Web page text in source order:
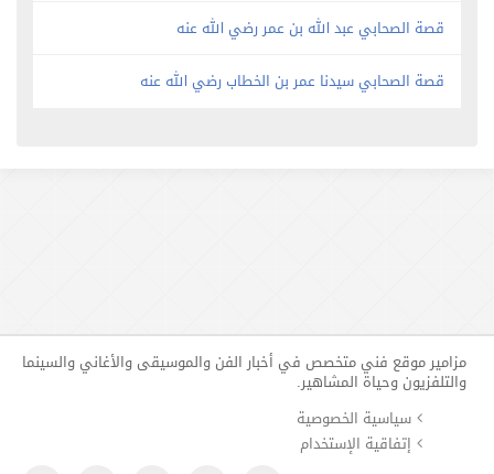
قصة الصحابي عبد الله بن عمر رضي الله عنه
قصة الصحابي سيدنا عمر بن الخطاب رضي الله عنه
مزامير موقع فني متخصص في أخبار الفن والموسيقى والأغاني والسينما
والتلفزيون وحياة المشاهير.
سياسية الخصوصية
إتفاقية الإستخدام